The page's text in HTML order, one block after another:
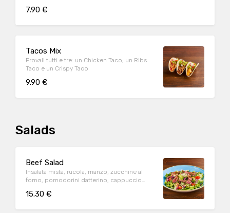
guarnito con salsa Guacamole
7.90 €
Tacos Mix
Provali tutti e tre: un Chicken Taco, un Ribs
Taco e un Crispy Taco
9.90 €
Salads
Beef Salad
Insalata mista, rucola, manzo, zucchine al
forno, pomodorini datterino, cappuccio
15.30 €